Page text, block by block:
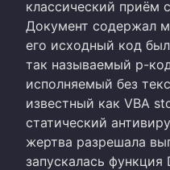
классический приём
Документ содержал
его исходный код
так называемый p-
исполняемый без
известный как VBA
статический
жертва разрешала
запускалась